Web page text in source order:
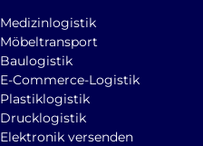
Medizinlogistik
Möbeltransport
Baulogistik
E-Commerce-Logistik
Plastiklogistik
Drucklogistik
Elektronik versenden